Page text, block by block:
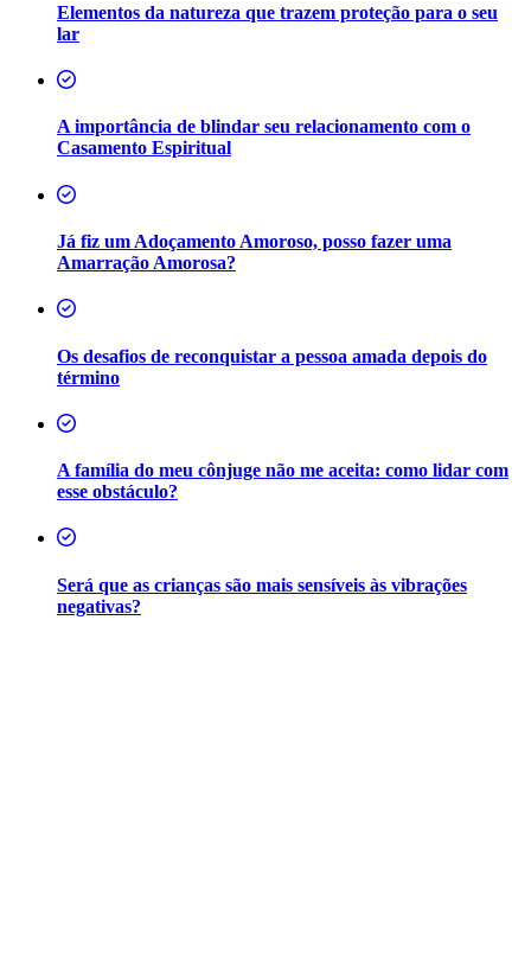
Elementos da natureza que trazem proteção para o seu
lar
A importância de blindar seu relacionamento com o
Casamento Espiritual
Já fiz um Adoçamento Amoroso, posso fazer uma
Amarração Amorosa?
Os desafios de reconquistar a pessoa amada depois do
término
A família do meu cônjuge não me aceita: como lidar com
esse obstáculo?
Será que as crianças são mais sensíveis às vibrações
negativas?